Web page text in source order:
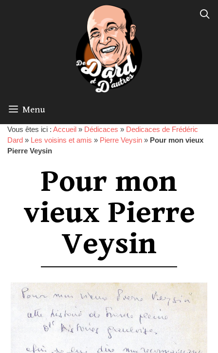
Menu
Vous êtes ici : Accueil » Dédicaces » Dedicaces de Frédéric
Dard » Les voisins et amis » Pierre Veysin » Pour mon vieux
Pierre Veysin
Pour mon
vieux Pierre
Veysin